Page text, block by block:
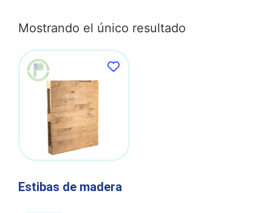
Mostrando el único resultado
Estibas de madera